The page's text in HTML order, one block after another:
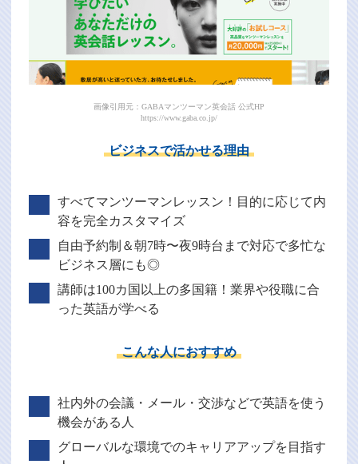
画像引用元：GABAマンツーマン英会話 公式HP
https://www.gaba.co.jp/
ビジネスで活かせる理由
すべてマンツーマンレッスン！目的に応じて内
容を完全カスタマイズ
自由予約制＆朝7時〜夜9時台まで対応で多忙な
ビジネス層にも◎
講師は100カ国以上の多国籍！業界や役職に合
った英語が学べる
こんな人におすすめ
社内外の会議・メール・交渉などで英語を使う
機会がある人
グローバルな環境でのキャリアアップを目指す